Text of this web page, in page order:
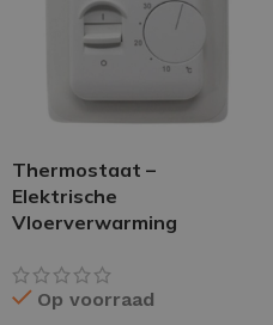
Thermostaat –
Elektrische
Vloerverwarming
Op voorraad